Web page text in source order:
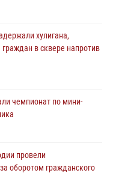
хулигана,
в сквере напротив
чемпионат по мини-
провели
оборотом гражданского